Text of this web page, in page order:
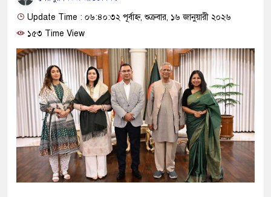
Update Time : ০৬:৪০:৩২ পূর্বাহ্ন, শুক্রবার, ১৬ জানুয়ারী ২০২৬
১৫৩ Time View